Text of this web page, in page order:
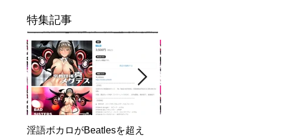
特集記事
淫語ボカロがBeatlesを超え